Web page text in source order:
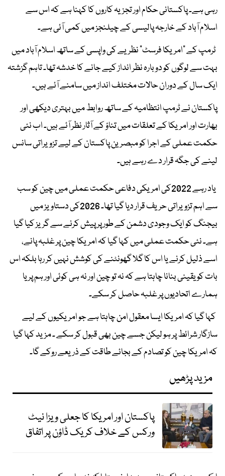
رہی ہے۔ پاکستانی حکام اور تجزیہ کاروں کا کہنا ہے کہ اس سے
اسلام آباد کے خارجہ پالیسی کے چیلنجز میں کمی آئی ہے۔
ٹرمپ کے "امریکا فرسٹ" نظریے کی واپسی کے ساتھ اسلام آباد میں
بہت سے لوگوں کو دوبارہ نظر انداز کیے جانے کا خدشہ تھا۔ تاہم گزشتہ
ایک سال کے دوران حالات مختلف انداز میں سامنے آئے ہیں۔
پاکستان نے ٹرمپ انتظامیہ کے ساتھ روابط میں بہتری دیکھی اور
بھارت اور امریکا کے تعلقات میں تناؤ کے آثار نظر آئے ہیں۔ اب نئی
حکمت عملی کے اجرا کو مبصرین پاکستان کے لیے تزویراتی سانس
لینے کی جگہ قرار دے رہے ہیں۔
یاد رہے 2022کی امریکی دفاعی حکمت عملی میں چین کو سب
سے اہم تزویراتی حریف قرار دیا گیا تھا۔ 2026کی دستاویز میں
بیجنگ کو ایک وجودی دشمن کے طور پر پیش کرنے سے گریز کیا گیا
ہے۔ نئی حکمت عملی میں کہا گیا کہ امریکا چین پر غلبہ پانے،
اسے ذلیل کرنے یا اس کا گلا گھونٹنے کی کوشش نہیں کر رہا بلکہ اس
بات کو یقینی بنانا چاہتا ہے کہ نہ تو چین اور نہ ہی کوئی اور ہم پر یا
ہمارے اتحادیوں پر غلبہ حاصل کر سکے۔
کہا گیا کہ امریکا ایسا معقول امن چاہتا ہے جو امریکیوں کے لیے
سازگار شرائط پر ہو لیکن جسے چین بھی قبول کر سکے ۔ مزید کہا گیا
کہ امریکا چین کو تصادم کے بجائے طاقت کے ذریعے روکے گا۔
مزید پڑھیں
پاکستان اور امریکا کا جعلی ویزا نیٹ
ورکس کے خلاف کریک ڈاؤن پر اتفاق